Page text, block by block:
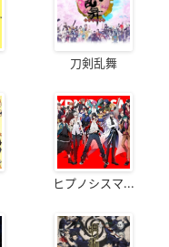
刀剣乱舞
ヒプノシスマ...